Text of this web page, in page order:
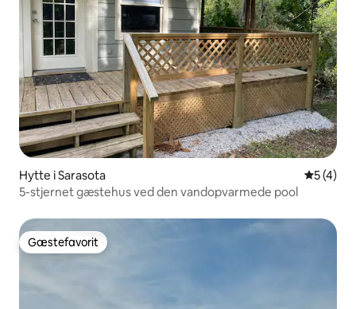
Hytte i Sarasota 5 ud af 5
5 (4)
5-stjernet gæstehus ved den vandopvarmede pool
Gæstefavorit
Gæstefavorit